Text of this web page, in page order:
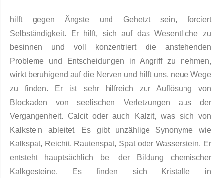
hilft gegen Ängste und Gehetzt sein, forciert
Selbständigkeit. Er hilft, sich auf das Wesentliche zu
besinnen und voll konzentriert die anstehenden
Probleme und Entscheidungen in Angriff zu nehmen,
wirkt beruhigend auf die Nerven und hilft uns, neue Wege
zu finden. Er ist sehr hilfreich zur Auflösung von
Blockaden von seelischen Verletzungen aus der
Vergangenheit. Calcit oder auch Kalzit, was sich von
Kalkstein ableitet. Es gibt unzählige Synonyme wie
Kalkspat, Reichit, Rautenspat, Spat oder Wasserstein. Er
entsteht hauptsächlich bei der Bildung chemischer
Kalkge­steine. Es finden sich Kristalle in